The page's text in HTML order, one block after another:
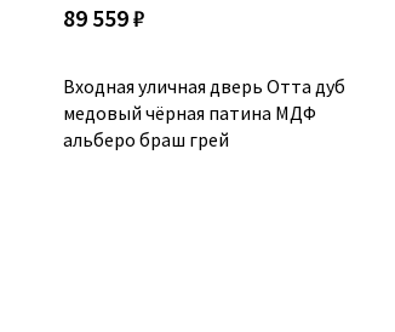
89 559 ₽
Входная уличная дверь Отта дуб
медовый чёрная патина МДФ
альберо браш грей